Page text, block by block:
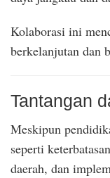
Kolaborasi ini
berkelanjutan dan
Tantangan
Meskipun
seperti
daerah, dan